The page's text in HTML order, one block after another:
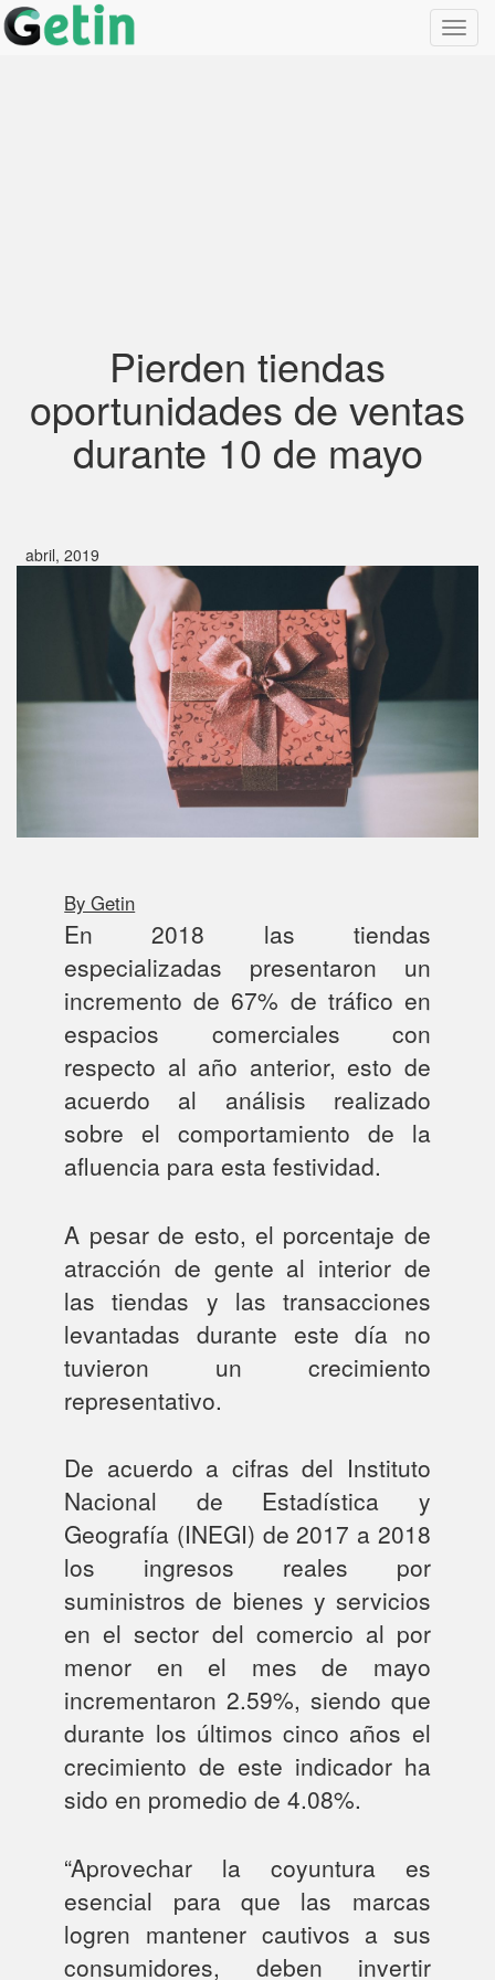
Pierden tiendas
oportunidades de ventas
durante 10 de mayo
abril, 2019
By Getin
En 2018 las tiendas
especializadas presentaron un
incremento de 67% de tráfico en
espacios comerciales con
respecto al año anterior, esto de
acuerdo al análisis realizado
sobre el comportamiento de la
afluencia para esta festividad.
A pesar de esto, el porcentaje de
atracción de gente al interior de
las tiendas y las transacciones
levantadas durante este día no
tuvieron un crecimiento
representativo.
De acuerdo a cifras del Instituto
Nacional de Estadística y
Geografía (INEGI) de 2017 a 2018
los ingresos reales por
suministros de bienes y servicios
en el sector del comercio al por
menor en el mes de mayo
incrementaron 2.59%, siendo que
durante los últimos cinco años el
crecimiento de este indicador ha
sido en promedio de 4.08%.
“Aprovechar la coyuntura es
esencial para que las marcas
logren mantener cautivos a sus
consumidores, deben invertir